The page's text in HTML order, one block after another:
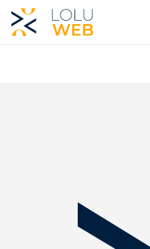
Aller au contenu principal